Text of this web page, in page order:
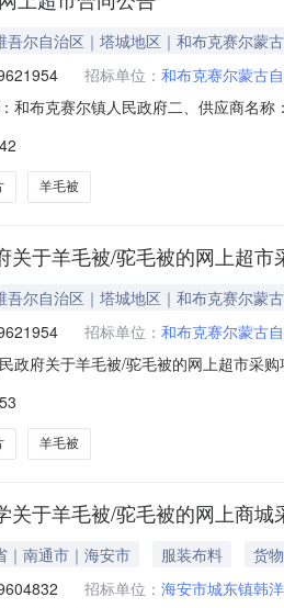
吾尔自治区｜塔城地区｜和布克赛尔蒙
招标单位： 和布克赛尔蒙古
和布克赛尔镇人民政府二、供应商名
/mercury被芯200×230cm床
羊毛被
关于羊毛被/驼毛被的网上超市
吾尔自治区｜塔城地区｜和布克赛尔蒙
招标单位： 和布克赛尔蒙古
政府关于羊毛被/驼毛被的网上超市采
目所在行政区划名称:新疆维吾尔自治
羊毛被
关于羊毛被/驼毛被的网上商城
｜南通市｜海安市 服装布料
货物
招标单位： 海安市城东镇韩